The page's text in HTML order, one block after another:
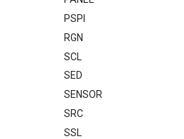
PSPI
RGN
SCL
SED
SENSOR
SRC
SSL